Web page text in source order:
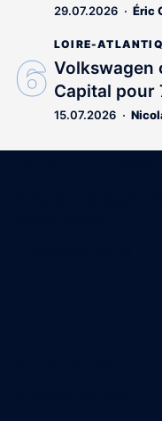
29.07.2026 Éric
LOIRE-
Volkswagen
Capital pour
15.07.2026